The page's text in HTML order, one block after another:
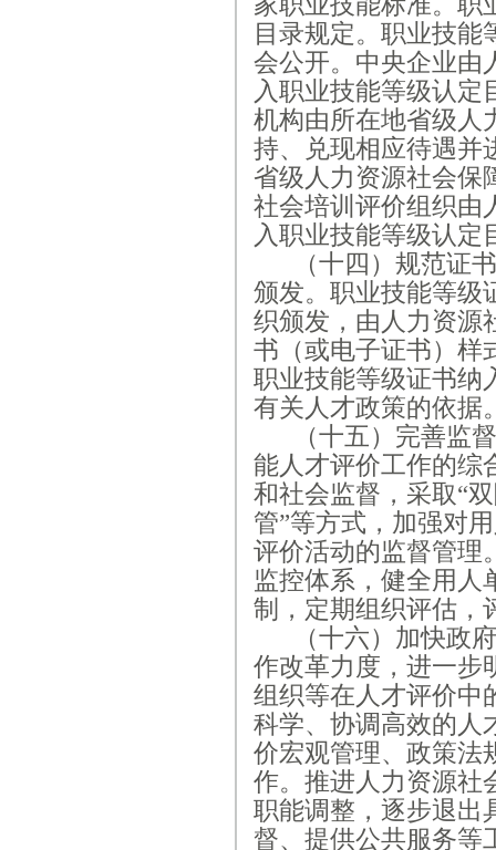
目录规定。职业技能
会公开。中央企业由
入职业技能等级认定
机构由所在地省级人
持、兑现相应待遇并
省级人力资源社会保
社会培训评价组织由
入职业技能等级认定
（十四）规范证
颁发。职业技能等级
织颁发，由人力资源
书（或电子证书）样
职业技能等级证书纳
有关人才政策的依据
（十五）完善监
能人才评价工作的综
和社会监督，采取“
管”等方式，加强对
评价活动的监督管理
监控体系，健全用人
制，定期组织评估，
（十六）加快政
作改革力度，进一步
组织等在人才评价中
科学、协调高效的人
价宏观管理、政策法
作。推进人力资源社
职能调整，逐步退出
督、提供公共服务等